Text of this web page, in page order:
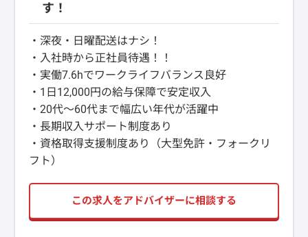
す！
・深夜・日曜配送はナシ！
・入社時から正社員待遇！！
・実働7.6hでワークライフバランス良好
・1日12,000円の給与保障で安定収入
・20代～60代まで幅広い年代が活躍中
・長期収入サポート制度あり
・資格取得支援制度あり（大型免許・フォークリ
フト）
この求人をアドバイザーに相談する